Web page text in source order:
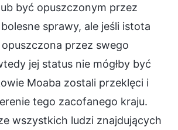
być opuszczonym przez
sprawy, ale jeśli istota
przez swego
jej status nie mógłby być
Moaba zostali przeklęci i
tego zacofanego kraju.
wszystkich ludzi znajdujących